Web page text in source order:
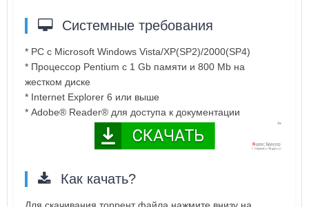
Системные требования
* PC с Microsoft Windows Vista/XP(SP2)/2000(SP4)
* Процессор Pentium с 1 Gb памяти и 800 Mb на
жестком диске
* Internet Explorer 6 или выше
* Adobe® Reader® для доступа к документации
Как качать?
Для скачивания торрент файла нажмите внизу на